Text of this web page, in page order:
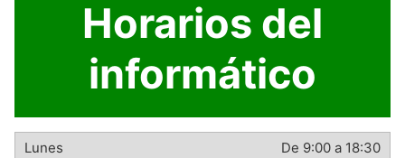
Horarios del
informático
De 9:00 a 18:30